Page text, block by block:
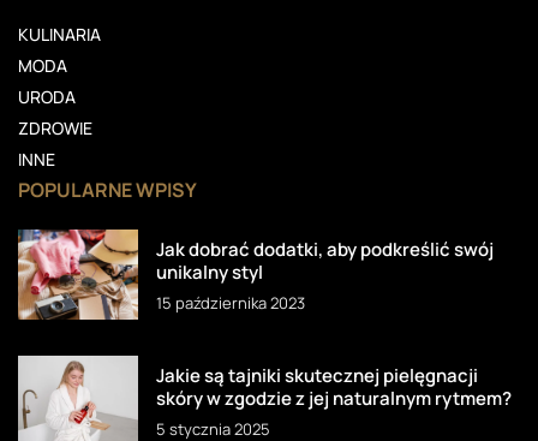
KULINARIA
MODA
URODA
ZDROWIE
INNE
POPULARNE WPISY
Jak dobrać dodatki, aby podkreślić swój
unikalny styl
15 października 2023
Jakie są tajniki skutecznej pielęgnacji
skóry w zgodzie z jej naturalnym rytmem?
5 stycznia 2025